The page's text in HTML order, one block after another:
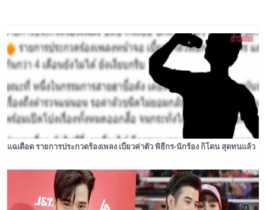
แฉเดือด รายการประกวดร้องเพลง เบี้ยวค่าตัว พิธีกร-นักร้อง ก็โดน สุดทนแล้ว